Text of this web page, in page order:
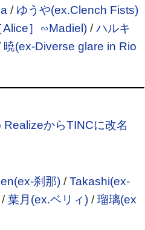
/ ゆうや(ex.Clench Fists)
Alice］∽Madiel)/ハルキ
暁(ex-Diverse glare in Rio
RealizeからTINCに改名
刹那)/Takashi(ex-
/葉月(ex.ベリィ)/瑠璃(ex